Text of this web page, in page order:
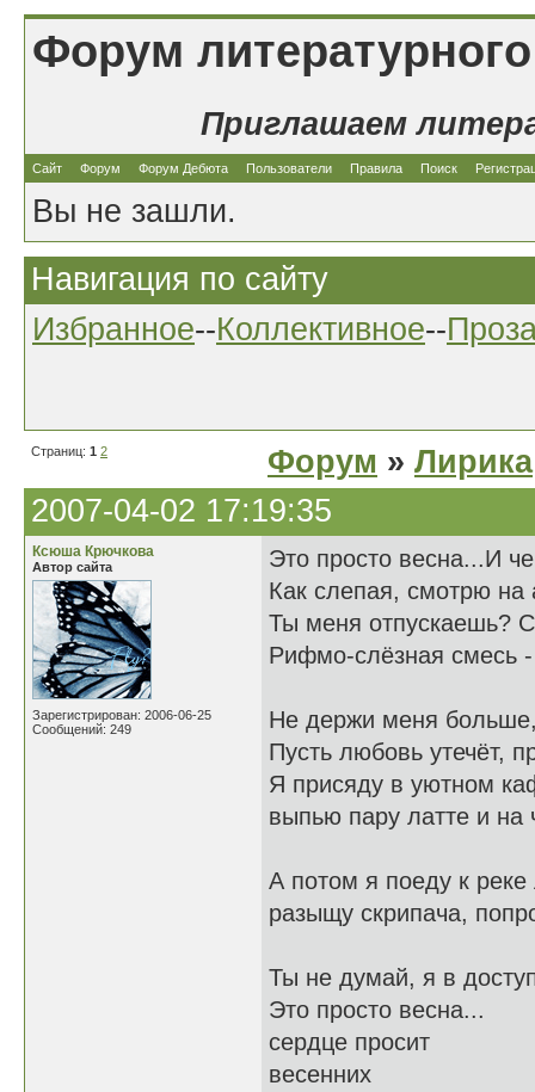
Форум
Приглашаем
Сайт Форум Форум Дебюта Пользователи Правила Поиск
Вы не зашли.
Навигация по сайту
Избранное--Коллективное--
Страниц: 1 2 Форум » Лирика
2007-04-02 17:19:35
Ксюша Крючкова
Автор сайта
Зарегистрирован: 2006-06-25
Сообщений: 249
Это просто весна...И
Как слепая, смотрю на
Ты меня отпускаешь?
Рифмо-слёзная смесь -
Не держи меня
Пусть любовь утечёт,
Я присяду в уютном
выпью пару латте и
А потом я поеду к
разыщу скрипача,
Ты не думай, я в
Это просто весна...
сердце просит
весенних